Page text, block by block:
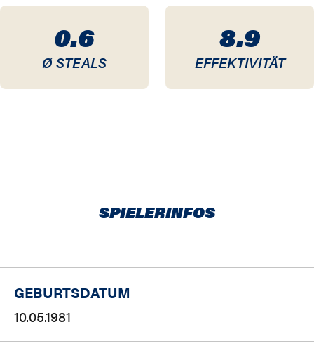
0.6
Ø STEALS
8.9
EFFEKTIVITÄT
SPIELERINFOS
GEBURTSDATUM
10.05.1981